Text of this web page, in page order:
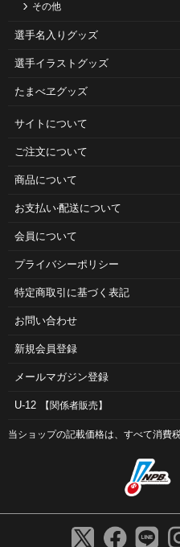
その他
選手名入りグッズ
選手イラストグッズ
たまべヱグッズ
サイトについて
ご注⽂について
商品について
お⽀払い‧配送について
会員について
プライバシーポリシー
特定商取引に基づく表記
お問い合わせ
新規会員登録
メールマガジン登録
U-12 【関係者販売】
当ショップの記載価格は、すべて消費